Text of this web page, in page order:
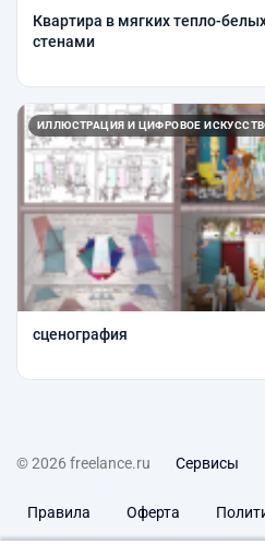
Квартира в мягких тепло-
стенами
ИЛЛЮСТРАЦИЯ И ЦИФРОВОЕ
сценография
© 2026 freelance.ru Сервисы
Правила Оферта